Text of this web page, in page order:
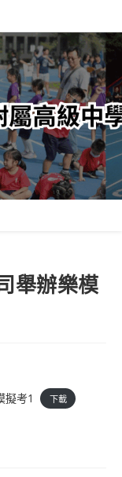
舉辦樂模
擬考1 下載